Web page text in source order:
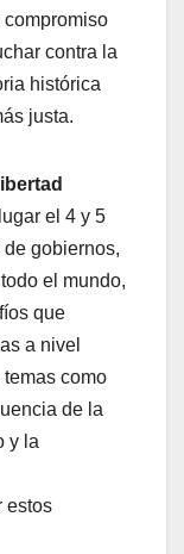
contra la
histórica
justa.
el 4 y 5
gobiernos,
el mundo,
que
a nivel
como
de la
y la
estos